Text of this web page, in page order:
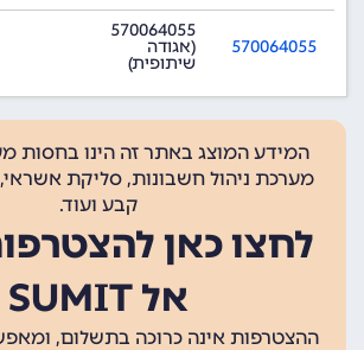
570064055
570064055
(אגודה
שיתופית)
המידע המוצג באתר זה הינו בחסות
מערכת ניהול חשבונות, סליקת
קבע ועוד.
לחצו כאן
אל SUMIT